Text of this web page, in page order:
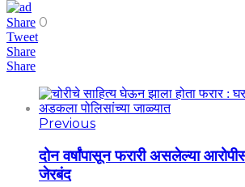
Share 0
Tweet
Share
Share
Previous
दोन वर्षांपासून फरारी असलेल्या
जेरबंद